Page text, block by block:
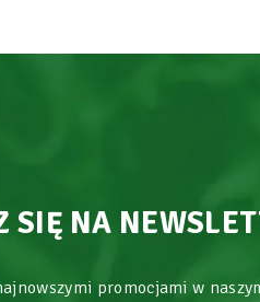
SIĘ NA
promocjami w